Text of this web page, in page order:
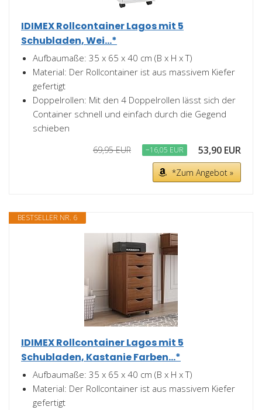
IDIMEX Rollcontainer Lagos mit 5
Schubladen, Wei...*
Aufbaumaße: 35 x 65 x 40 cm (B x H x T)
Material: Der Rollcontainer ist aus massivem Kiefer
gefertigt
Doppelrollen: Mit den 4 Doppelrollen lässt sich der
Container schnell und einfach durch die Gegend
schieben
69,95 EUR −16,05 EUR 53,90 EUR
*Zum Angebot »
BESTSELLER NR. 6
IDIMEX Rollcontainer Lagos mit 5
Schubladen, Kastanie Farben...*
Aufbaumaße: 35 x 65 x 40 cm (B x H x T)
Material: Der Rollcontainer ist aus massivem Kiefer
gefertigt